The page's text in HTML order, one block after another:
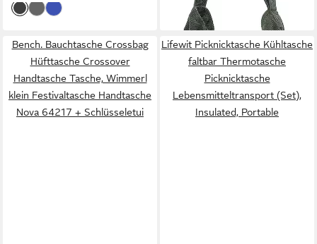
Bench. Bauchtasche Crossbag
Hüfttasche Crossover
Handtasche Tasche, Wimmerl
klein Festivaltasche Handtasche
Nova 64217 + Schlüsseletui
Lifewit Picknicktasche Kühltasche
faltbar Thermotasche
Picknicktasche
Lebensmitteltransport (Set),
Insulated, Portable